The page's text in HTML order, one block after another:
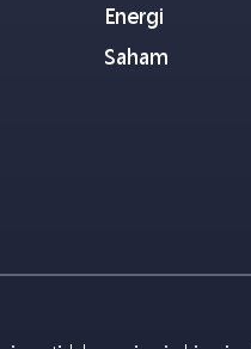
Energi
Saham